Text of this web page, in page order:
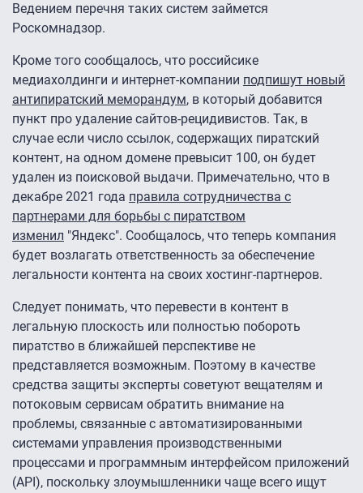
Ведением перечня таких систем займется
Роскомнадзор.
Кроме того сообщалось, что российсике
медиахолдинги и интернет-компании подпишут новый
антипиратский меморандум, в который добавится
пункт про удаление сайтов-рецидивистов. Так, в
случае если число ссылок, содержащих пиратский
контент, на одном домене превысит 100, он будет
удален из поисковой выдачи. Примечательно, что в
декабре 2021 года правила сотрудничества с
партнерами для борьбы с пиратством
изменил "Яндекс". Сообщалось, что теперь компания
будет возлагать ответственность за обеспечение
легальности контента на своих хостинг-партнеров.
Следует понимать, что перевести в контент в
легальную плоскость или полностью побороть
пиратство в ближайшей перспективе не
представляется возможным. Поэтому в качестве
средства защиты эксперты советуют вещателям и
потоковым сервисам обратить внимание на
проблемы, связанные с автоматизированными
системами управления производственными
процессами и программным интерфейсом приложений
(API), поскольку злоумышленники чаще всего ищут